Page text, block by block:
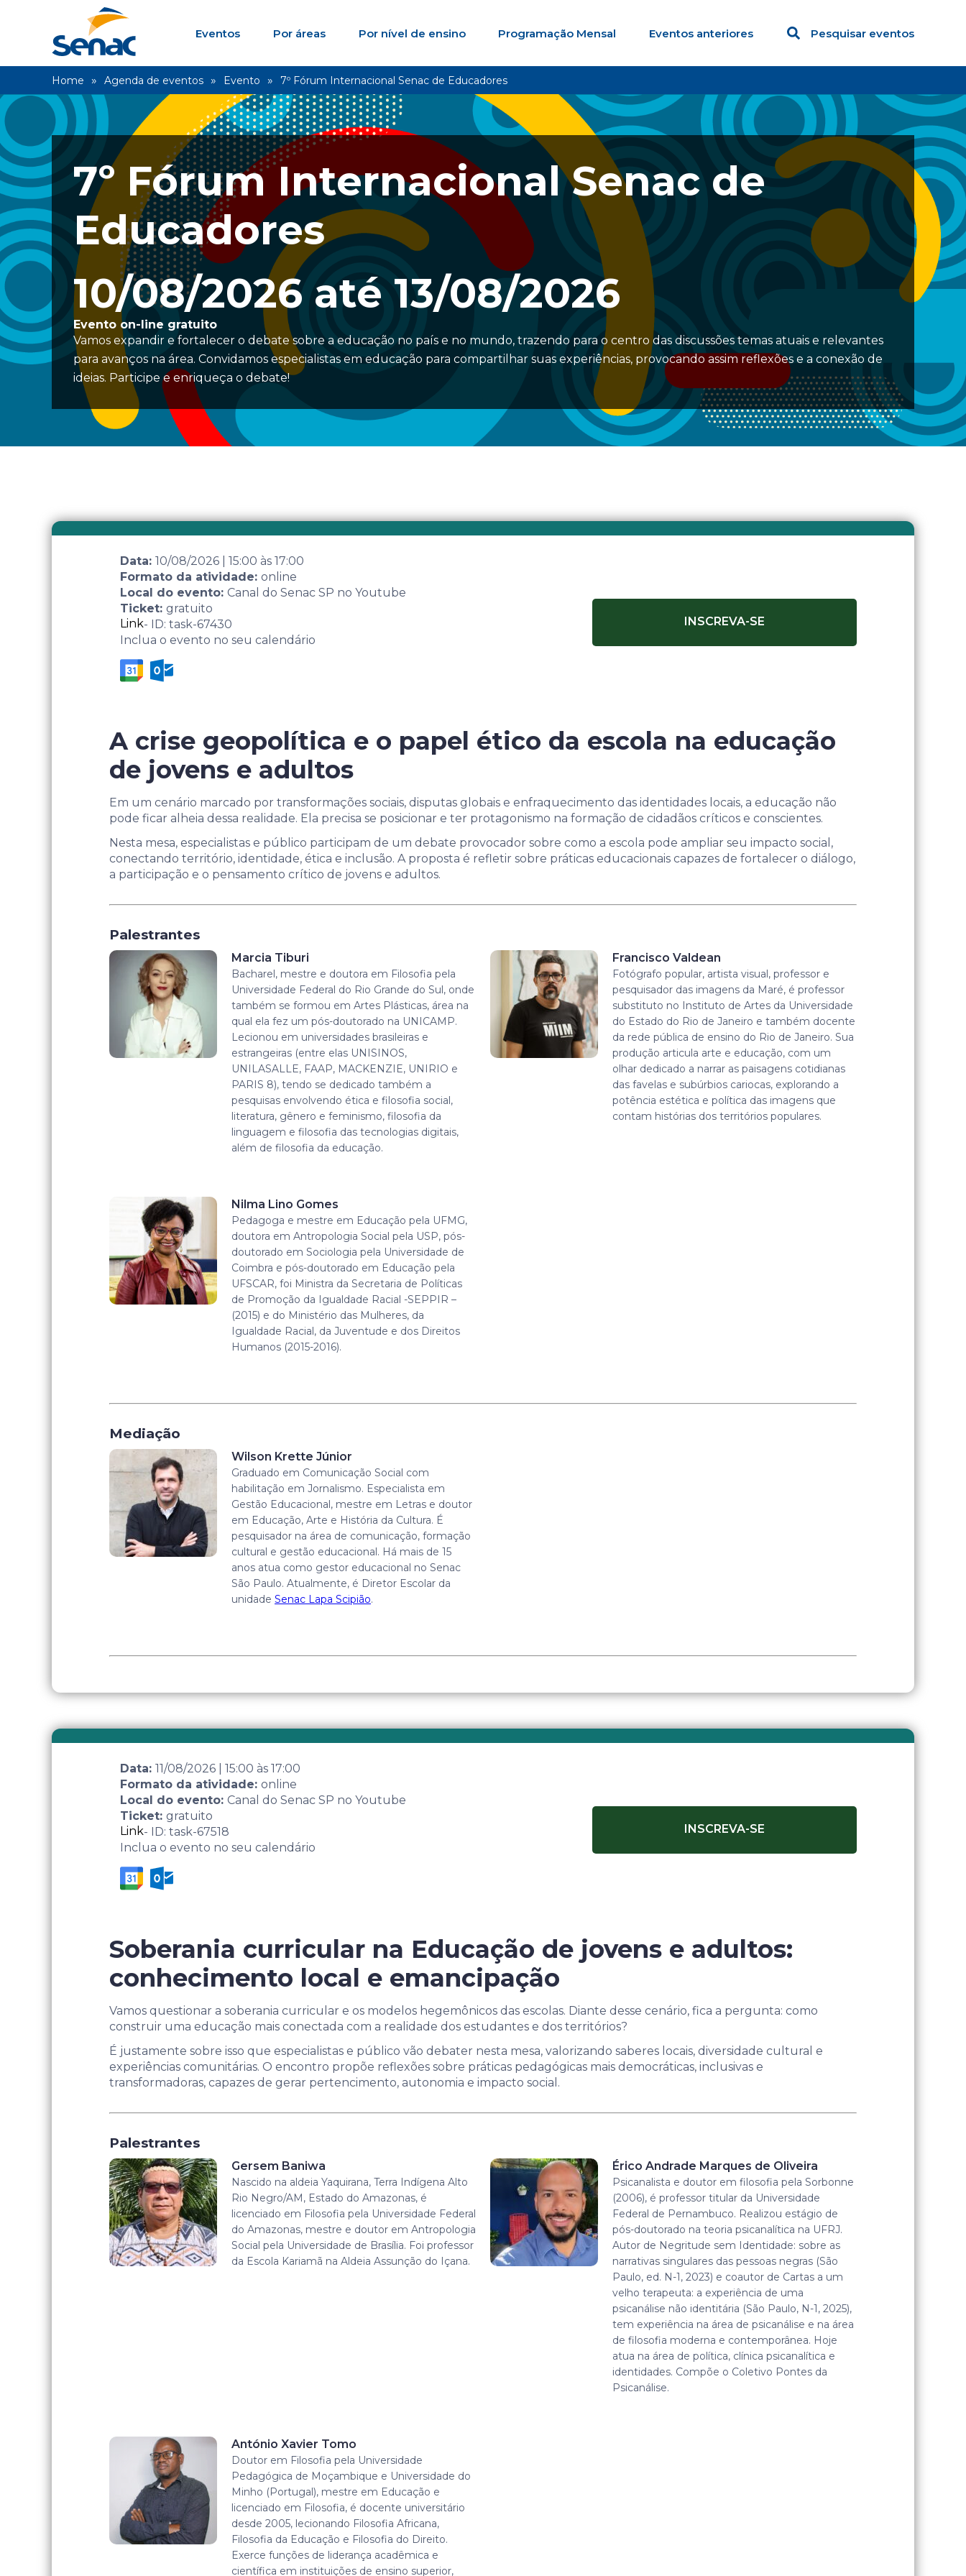
Eventos Por áreas Por nível de ensino Programação Mensal Eventos anteriores Pesquisar eventos
Home Agenda de eventos Evento 7º Fórum Internacional Senac de Educadores
7º Fórum Internacional Senac de
Educadores
10/08/2026 até 13/08/2026
Evento on-line gratuito
Vamos expandir e fortalecer o debate sobre a educação no país e no mundo, trazendo para o centro das discussões temas atuais e relevantes
para avanços na área. Convidamos especialistas em educação para compartilhar suas experiências, provocando assim reflexões e a conexão de
ideias. Participe e enriqueça o debate!
Data: 10/08/2026 15:00 às 17:00
Formato da atividade: online
Local do evento: Canal do Senac SP no Youtube
Ticket: gratuito
Link- ID: task-67430
Inclua o evento no seu calendário
INSCREVA-SE
A crise geopolítica e o papel ético da escola na educação
de jovens e adultos
Em um cenário marcado por transformações sociais, disputas globais e enfraquecimento das identidades locais, a educação não
pode ficar alheia dessa realidade. Ela precisa se posicionar e ter protagonismo na formação de cidadãos críticos e conscientes.
Nesta mesa, especialistas e público participam de um debate provocador sobre como a escola pode ampliar seu impacto social,
conectando território, identidade, ética e inclusão. A proposta é refletir sobre práticas educacionais capazes de fortalecer o diálogo,
a participação e o pensamento crítico de jovens e adultos.
Palestrantes
Marcia Tiburi
Bacharel, mestre e doutora em Filosofia pela
Universidade Federal do Rio Grande do Sul, onde
também se formou em Artes Plásticas, área na
qual ela fez um pós-doutorado na UNICAMP.
Lecionou em universidades brasileiras e
estrangeiras (entre elas UNISINOS,
UNILASALLE, FAAP, MACKENZIE, UNIRIO e
PARIS 8), tendo se dedicado também a
pesquisas envolvendo ética e filosofia social,
literatura, gênero e feminismo, filosofia da
linguagem e filosofia das tecnologias digitais,
além de filosofia da educação.
Francisco Valdean
Fotógrafo popular, artista visual, professor e
pesquisador das imagens da Maré, é professor
substituto no Instituto de Artes da Universidade
do Estado do Rio de Janeiro e também docente
da rede pública de ensino do Rio de Janeiro. Sua
produção articula arte e educação, com um
olhar dedicado a narrar as paisagens cotidianas
das favelas e subúrbios cariocas, explorando a
potência estética e política das imagens que
contam histórias dos territórios populares.
Nilma Lino Gomes
Pedagoga e mestre em Educação pela UFMG,
doutora em Antropologia Social pela USP, pós-
doutorado em Sociologia pela Universidade de
Coimbra e pós-doutorado em Educação pela
UFSCAR, foi Ministra da Secretaria de Políticas
de Promoção da Igualdade Racial -SEPPIR –
(2015) e do Ministério das Mulheres, da
Igualdade Racial, da Juventude e dos Direitos
Humanos (2015-2016).
Mediação
Wilson Krette Júnior
Graduado em Comunicação Social com
habilitação em Jornalismo. Especialista em
Gestão Educacional, mestre em Letras e doutor
em Educação, Arte e História da Cultura. É
pesquisador na área de comunicação, formação
cultural e gestão educacional. Há mais de 15
anos atua como gestor educacional no Senac
São Paulo. Atualmente, é Diretor Escolar da
unidade Senac Lapa Scipião.
Data: 11/08/2026 15:00 às 17:00
Formato da atividade: online
Local do evento: Canal do Senac SP no Youtube
Ticket: gratuito
Link- ID: task-67518
Inclua o evento no seu calendário
INSCREVA-SE
Soberania curricular na Educação de jovens e adultos:
conhecimento local e emancipação
Vamos questionar a soberania curricular e os modelos hegemônicos das escolas. Diante desse cenário, fica a pergunta: como
construir uma educação mais conectada com a realidade dos estudantes e dos territórios?
É justamente sobre isso que especialistas e público vão debater nesta mesa, valorizando saberes locais, diversidade cultural e
experiências comunitárias. O encontro propõe reflexões sobre práticas pedagógicas mais democráticas, inclusivas e
transformadoras, capazes de gerar pertencimento, autonomia e impacto social.
Palestrantes
Gersem Baniwa
Nascido na aldeia Yaquirana, Terra Indígena Alto
Rio Negro/AM, Estado do Amazonas, é
licenciado em Filosofia pela Universidade Federal
do Amazonas, mestre e doutor em Antropologia
Social pela Universidade de Brasília. Foi professor
da Escola Kariamã na Aldeia Assunção do Içana.
Érico Andrade Marques de Oliveira
Psicanalista e doutor em filosofia pela Sorbonne
(2006), é professor titular da Universidade
Federal de Pernambuco. Realizou estágio de
pós-doutorado na teoria psicanalítica na UFRJ.
Autor de Negritude sem Identidade: sobre as
narrativas singulares das pessoas negras (São
Paulo, ed. N-1, 2023) e coautor de Cartas a um
velho terapeuta: a experiência de uma
psicanálise não identitária (São Paulo, N-1, 2025),
tem experiência na área de psicanálise e na área
de filosofia moderna e contemporânea. Hoje
atua na área de política, clínica psicanalítica e
identidades. Compõe o Coletivo Pontes da
Psicanálise.
António Xavier Tomo
Doutor em Filosofia pela Universidade
Pedagógica de Moçambique e Universidade do
Minho (Portugal), mestre em Educação e
licenciado em Filosofia, é docente universitário
desde 2005, lecionando Filosofia Africana,
Filosofia da Educação e Filosofia do Direito.
Exerce funções de liderança acadêmica e
científica em instituições de ensino superior,